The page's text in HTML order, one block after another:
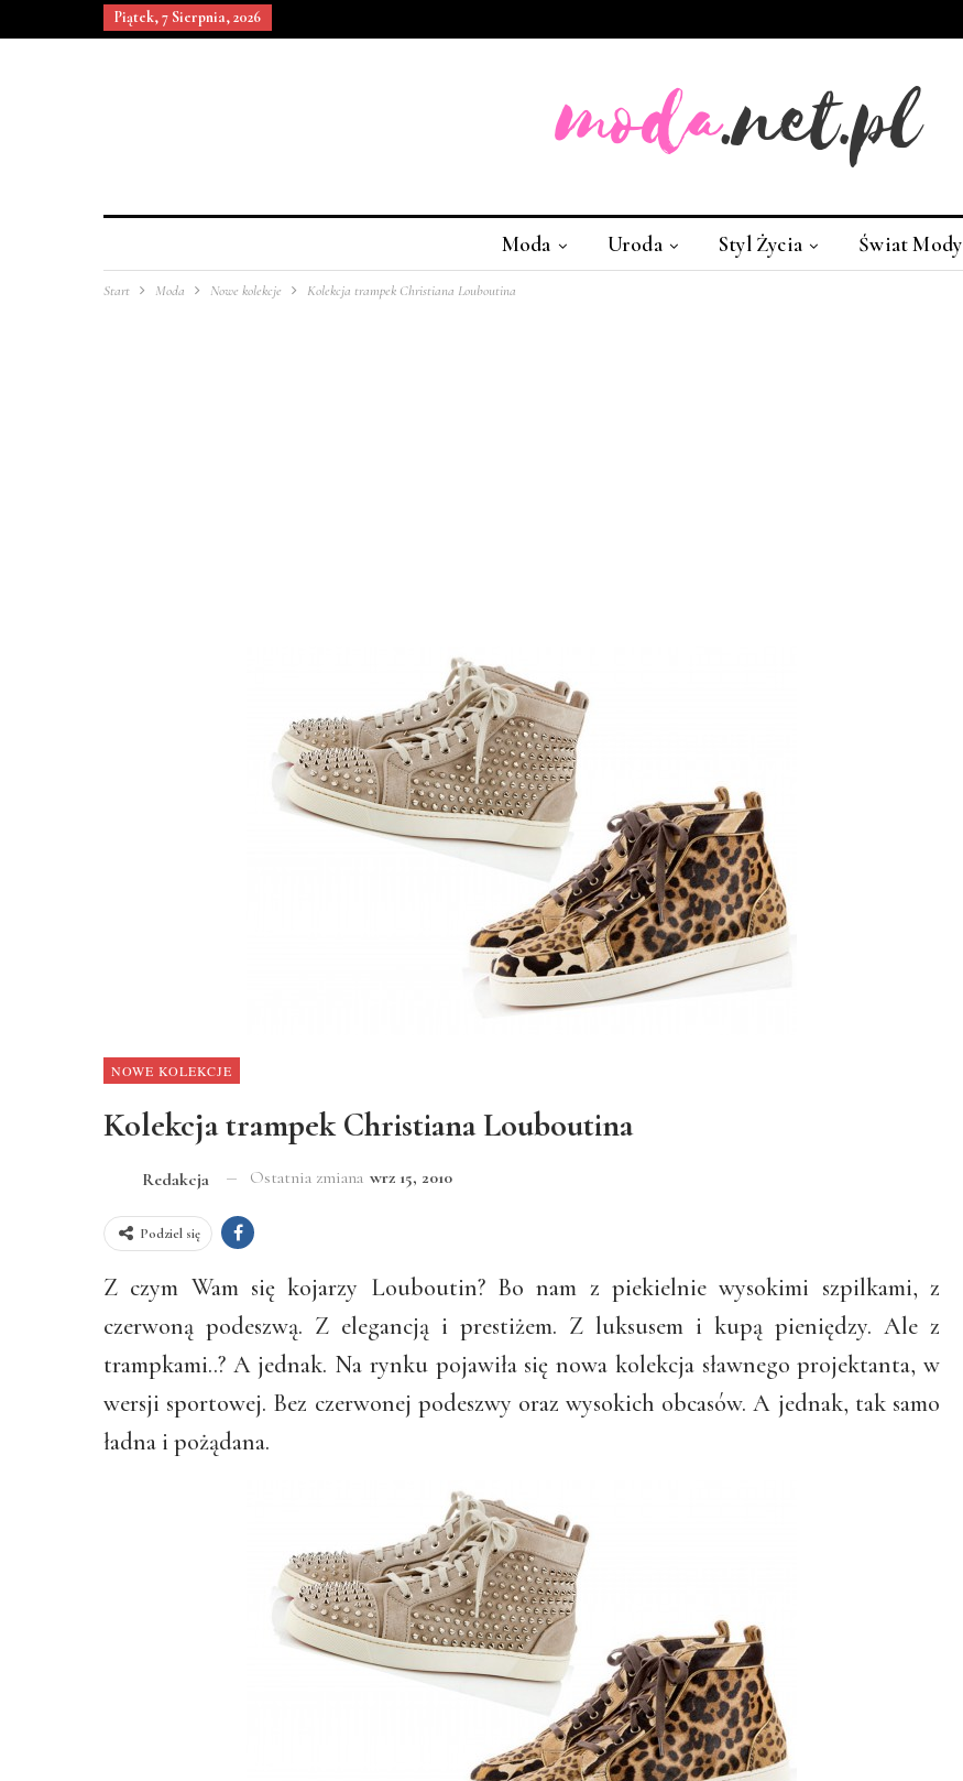
Piątek, 7 Sierpnia, 2026
Moda Uroda Styl Życia Świat Mody
Start Moda Nowe kolekcje Kolekcja trampek Christiana Louboutina
NOWE KOLEKCJE
Kolekcja trampek Christiana Louboutina
Redakcja Ostatnia zmiana wrz 15, 2010
Podziel się
Z czym Wam się kojarzy Louboutin? Bo nam z piekielnie wysokimi szpilkami, z
czerwoną podeszwą. Z elegancją i prestiżem. Z luksusem i kupą pieniędzy. Ale z
trampkami..? A jednak. Na rynku pojawiła się nowa kolekcja sławnego projektanta, w
wersji sportowej. Bez czerwonej podeszwy oraz wysokich obcasów. A jednak, tak samo
ładna i pożądana.